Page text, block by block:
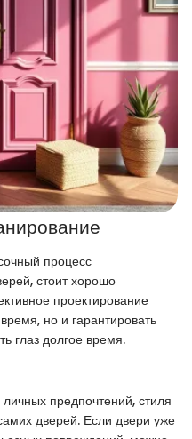
процесс
стоит хорошо
проектирование
но и гарантировать
глаз долгое время.
предпочтений, стиля
дверей. Если двери уже